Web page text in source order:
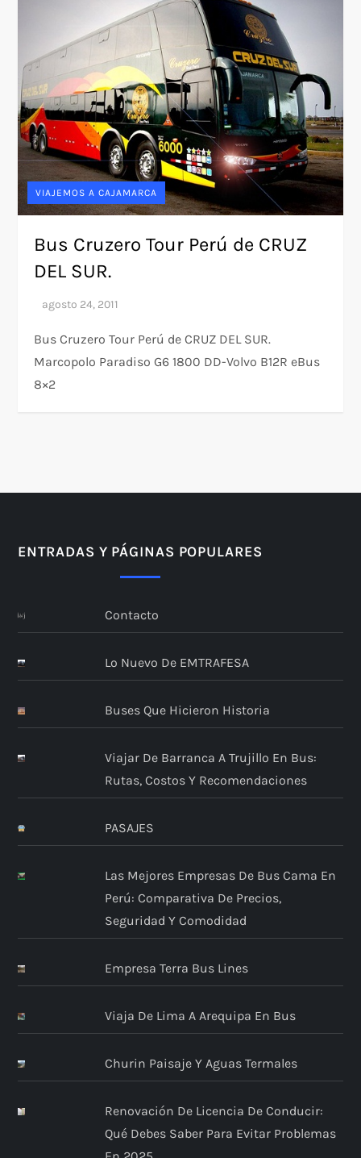
VIAJEMOS A CAJAMARCA
Bus Cruzero Tour Perú de CRUZ
DEL SUR.
Bus Cruzero Tour Perú de CRUZ DEL SUR.
Marcopolo Paradiso G6 1800 DD-Volvo B12R eBus
8×2
ENTRADAS Y PÁGINAS POPULARES
Contacto
Lo Nuevo De EMTRAFESA
Buses Que Hicieron Historia
Viajar De Barranca A Trujillo En Bus:
Rutas, Costos Y Recomendaciones
PASAJES
Las Mejores Empresas De Bus Cama En
Perú: Comparativa De Precios,
Seguridad Y Comodidad
Empresa Terra Bus Lines
Viaja De Lima A Arequipa En Bus
Churin Paisaje Y Aguas Termales
Renovación De Licencia De Conducir:
Qué Debes Saber Para Evitar Problemas